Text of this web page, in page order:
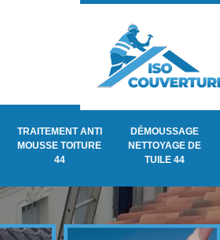
TRAITEMENT ANTI
MOUSSE TOITURE
44
DÉMOUSSAGE
NETTOYAGE DE
TUILE 44